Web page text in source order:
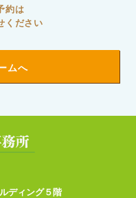
約は
ください
ムへ
ディング５階